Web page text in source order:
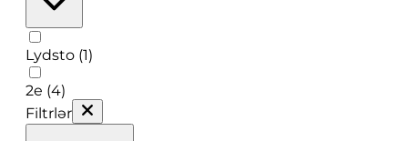
Lydsto (1)
2e (4)
Filtrlər